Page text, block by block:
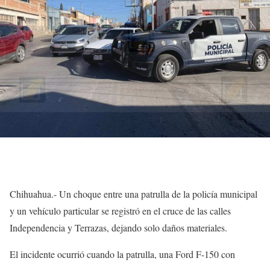
Chihuahua.- Un choque entre una patrulla de la policía municipal
y un vehículo particular se registró en el cruce de las calles
Independencia y Terrazas, dejando solo daños materiales.
El incidente ocurrió cuando la patrulla, una Ford F-150 con